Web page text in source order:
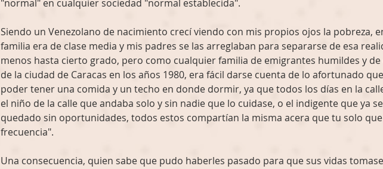
"normal" en cualquier sociedad "normal establecida".
Siendo un Venezolano de nacimiento crecí viendo con mis propios ojos la pobreza,
familia era de clase media y mis padres se las arreglaban para separarse de esa
menos hasta cierto grado, pero como cualquier familia de emigrantes humildes y de
de la ciudad de Caracas en los años 1980, era fácil darse cuenta de lo afortunado
poder tener una comida y un techo en donde dormir, ya que todos los días en la
el niño de la calle que andaba solo y sin nadie que lo cuidase, o el indigente que ya
quedado sin oportunidades, todos estos compartían la misma acera que tu solo
frecuencia".
Una consecuencia, quien sabe que pudo haberles pasado para que sus vidas